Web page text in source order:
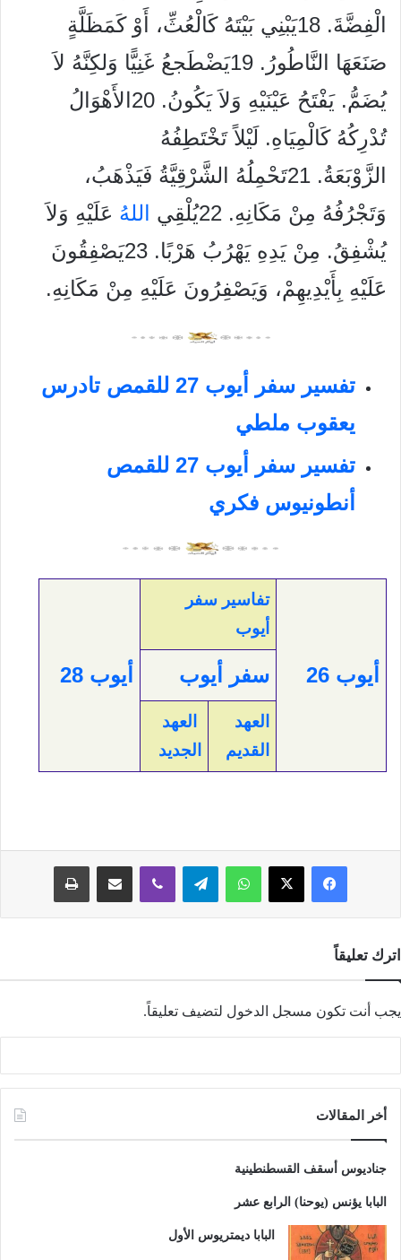
الْفِضَّةَ. 18يَبْنِي بَيْتَهُ كَالْعُثِّ، أَوْ كَمَظَلَّةٍ
صَنَعَهَا النَّاطُورُ. 19يَضْطَجعُ غَنِيًّا وَلكِنَّهُ لاَ
يُضَمُّ. يَفْتَحُ عَيْنَيْهِ وَلاَ يَكُونُ. 20الأَهْوَالُ
تُدْرِكُهُ كَالْمِيَاهِ. لَيْلاً تَخْتَطِفُهُ
الزَّوْبَعَةُ. 21تَحْمِلُهُ الشَّرْقِيَّةُ فَيَذْهَبُ،
وَتَجْرُفُهُ مِنْ مَكَانِهِ. 22يُلْقِي
الله ُ عَلَيْهِ وَلاَ
يُشْفِقُ. مِنْ يَدِهِ يَهْرُبُ هَرْبًا. 23يَصْفِقُونَ
عَلَيْهِ بِأَيْدِيهِمْ، وَيَصْفِرُونَ عَلَيْهِ مِنْ مَكَانِهِ.
تفسير سفر أيوب 27 للقمص تادرس
يعقوب ملطي
تفسير سفر أيوب 27 للقمص
أنطونيوس فكري
أيوب26
تفاسير سفر
أيوب
أيوب 28 سفر أيوب
العهد
القديم
العهد
الجديد
فيسبوك ‫X واتساب تيلقرام ڤايبر
اترك تعليقاً
يجب أنت تكون مسجل الدخول لتضيف تعليقاً.
أخر المقالات
جناديوس أسقف القسطنطينية
البابا يؤنس (يوحنا) الرابع عشر
البابا ديمتريوس الأول